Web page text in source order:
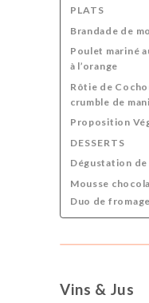
PLATS
Brandade de
Poulet mariné
à l’orange
Rôtie de
crumble de
Proposition
DESSERTS
Dégustation de
Mousse
Duo de
Vins & Jus